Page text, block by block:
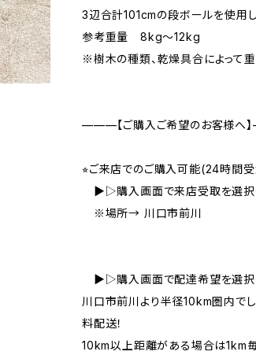
3辺合計101cmの段ボールを使用し
参考重量 8kg〜12kg
※樹木の種類、乾燥具合によって重
———【ご購入ご希望のお客様へ
⭐︎ご来店でのご購入可能(24時間受
▶︎▷購入画面で来店受取を選択
※場所→ 川口市前川
▶︎▷購入画面で配達希望を選択
川口市前川より半径10km圏内で
料配送！
10km以上距離がある場合は1km